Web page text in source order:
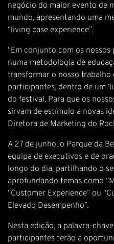
negócio do maior evento de
mundo, apresentando uma
“living case experience”.
“Em conjunto com os nossos
numa metodologia de
transformar o nosso trabalho
participantes, dentro de um
do festival. Para que os
sirvam de estímulo a novas
Diretora de Marketing do
A 27 de junho, o Parque da
equipa de executivos e de
longo do dia, partilhando o
aprofundando temas como
“Customer Experience” ou
Elevado Desempenho”.
Nesta edição, a palavra-
participantes terão a